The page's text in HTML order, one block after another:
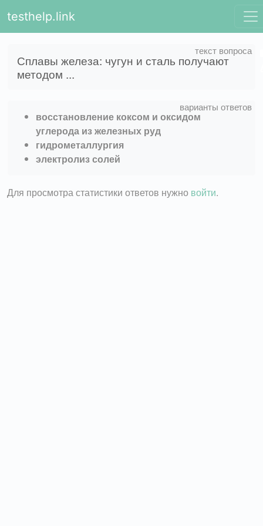
testhelp.link
Сплавы железа: чугун и сталь получают
методом ...
восстановление коксом и оксидом
углерода из железных руд
гидрометаллургия
электролиз солей
Для просмотра статистики ответов нужно войти.